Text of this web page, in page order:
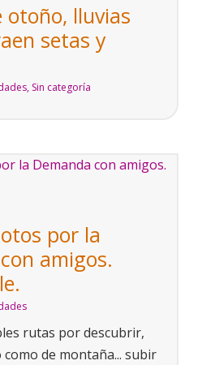
otoño, lluvias
setas y
, Sin categoría
por la
amigos.
rutas por descubrir,
de montaña... subir